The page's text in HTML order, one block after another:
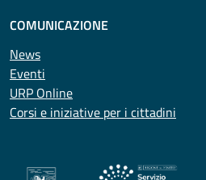
COMUNICAZIONE
News
Eventi
URP Online
Corsi e iniziative per i cittadini